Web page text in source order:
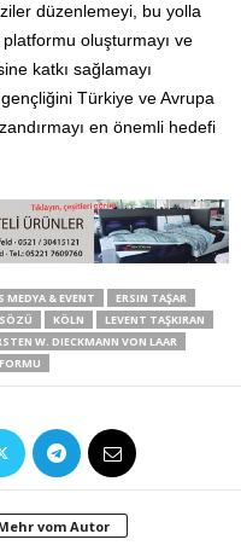
düzenlemeyi, bu yolla
oluşturmayı ve
katkı sağlamayı
Türkiye ve Avrupa
en önemli hedefi
MEDYA & EVENT
ERSIN TAŞAR
KÖLN
LEVENT TAŞKIRAN
W. DIECKMANN VON LAAR
vom Autor